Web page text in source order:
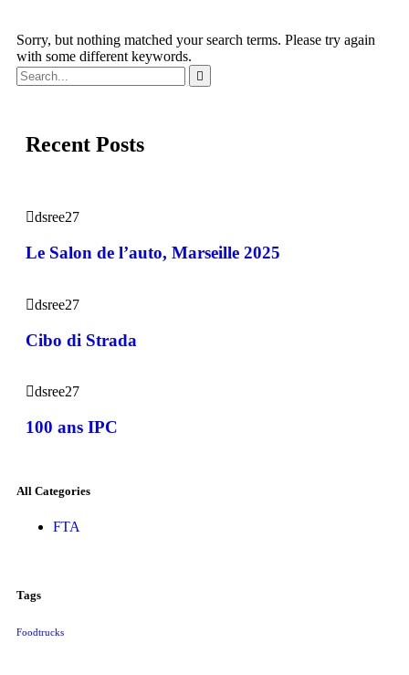
Sorry, but nothing matched your search terms. Please try again
with some different keywords.
Recent Posts
dsree27
Le Salon de l’auto, Marseille 2025
dsree27
Cibo di Strada
dsree27
100 ans IPC
All Categories
FTA
Tags
Foodtrucks